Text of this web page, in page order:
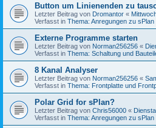
Button um Linienenden zu
Letzter Beitrag von Dromantor «
Verfasst in Thema: Anregungen zu sPlan
Externe Programme starten
Letzter Beitrag von Norman256256 «
Verfasst in Thema: Schaltung und
8 Kanal Analyser
Letzter Beitrag von Norman256256 «
Verfasst in Thema: Frontplatte und
Polar Grid for sPlan?
Letzter Beitrag von Chris56000 «
Verfasst in Thema: Anregungen zu sPlan